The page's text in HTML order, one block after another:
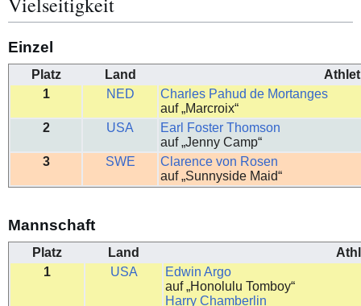
Einzel
Platz Land
Athlet
1
NED
Charles Pahud de Mortanges
auf „Marcroix“
2
USA
Earl Foster Thomson
auf „Jenny Camp“
3
SWE
Clarence von Rosen
auf „Sunnyside Maid“
Mannschaft
Platz Land
1
USA
Edwin Argo
auf „Honolulu Tomboy“
Harry Chamberlin